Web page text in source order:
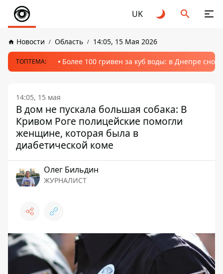
UK
Новости Область 14:05, 15 Мая 2026
ТОПТЕМА: Более 100 гривен за куб воды: в Днепре
14:05, 15 мая
В дом не пускала большая собака: В
Кривом Роге полицейские помогли
женщине, которая была в
диабетической коме
Олег Бильдин
ЖУРНАЛИСТ